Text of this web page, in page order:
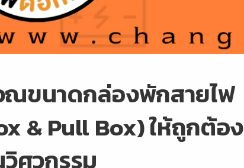
ณขนาดกล่องพักสายไฟ
& Pull Box) ให้ถูกต้อง
ศวกรรม